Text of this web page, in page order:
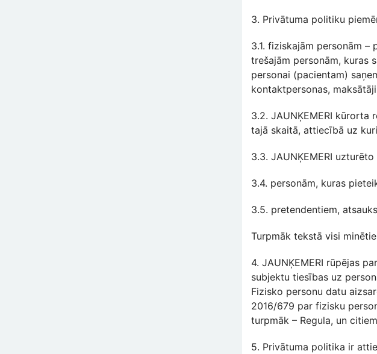
3. Privātuma politiku
3.1. fiziskajām personām
trešajām personām, kuras
personai (pacientam)
kontaktpersonas,
3.2. JAUNĶEMERI
tajā skaitā, attiecībā uz
3.3. JAUNĶEMERI
3.4. personām, kuras
3.5. pretendentiem,
Turpmāk tekstā visi
4. JAUNĶEMERI rūpējas
subjektu tiesības uz
Fizisko personu datu
2016/679 par fizisku
turpmāk – Regula, un
5. Privātuma politika ir